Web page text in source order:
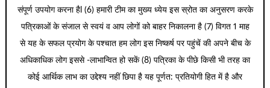
संपूर्ण उपयोग करना हैl (6) हमारी टीम का मुख्य ध्येय इस स्रोत का अनुसरण करके
पत्रिकाओं के संजाल से स्वयं व आप लोगों को बाहर निकालना है (7) विगत 1 माह
से यह के सफल प्रयोग के पश्चात हम लोग इस निष्कर्ष पर पहुंचें की अपने बीच के
अधिकाधिक लोग इससे -लाभान्वित हो सकें (8) पत्रिका के पीछे किसी भी तरह का
कोई आर्थिक लाभ का उद्देश्य नहीं छिपा है यह पूर्णत: प्रतियोगी हित में है और